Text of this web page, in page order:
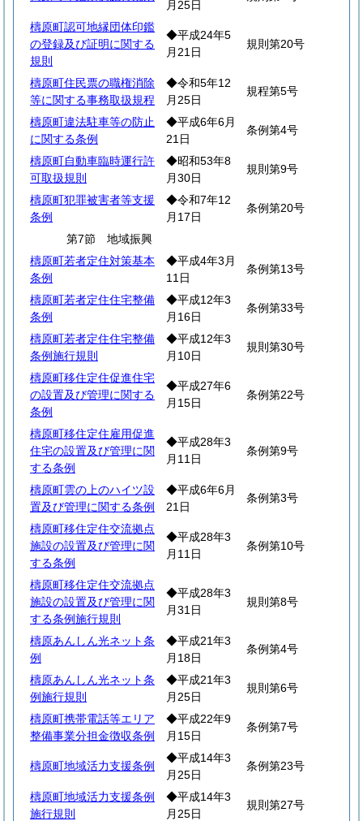
月25日
檮原町認可地縁団体印鑑
の登録及び証明に関する
規則
◆平成24年5
月21日
規則第20号
檮原町住民票の職権消除
等に関する事務取扱規程
◆令和5年12
月25日
規程第5号
檮原町違法駐車等の防止
に関する条例
◆平成6年6月
21日
条例第4号
檮原町自動車臨時運行許
可取扱規則
◆昭和53年8
月30日
規則第9号
檮原町犯罪被害者等支援
条例
◆令和7年12
月17日
条例第20号
第7節 地域振興
檮原町若者定住対策基本
条例
◆平成4年3月
11日
条例第13号
檮原町若者定住住宅整備
条例
◆平成12年3
月16日
条例第33号
檮原町若者定住住宅整備
条例施行規則
◆平成12年3
月10日
規則第30号
檮原町移住定住促進住宅
の設置及び管理に関する
条例
◆平成27年6
月15日
条例第22号
檮原町移住定住雇用促進
住宅の設置及び管理に関
する条例
◆平成28年3
月11日
条例第9号
檮原町雲の上のハイツ設
置及び管理に関する条例
◆平成6年6月
21日
条例第3号
檮原町移住定住交流拠点
施設の設置及び管理に関
する条例
◆平成28年3
月11日
条例第10号
檮原町移住定住交流拠点
施設の設置及び管理に関
する条例施行規則
◆平成28年3
月31日
規則第8号
檮原あんしん光ネット条
例
◆平成21年3
月18日
条例第4号
檮原あんしん光ネット条
例施行規則
◆平成21年3
月25日
規則第6号
檮原町携帯電話等エリア
整備事業分担金徴収条例
◆平成22年9
月15日
条例第7号
檮原町地域活力支援条例
◆平成14年3
月25日
条例第23号
檮原町地域活力支援条例
施行規則
◆平成14年3
月25日
規則第27号